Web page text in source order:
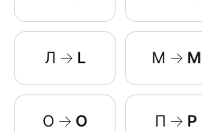
Л → L М → M
О → O П → P